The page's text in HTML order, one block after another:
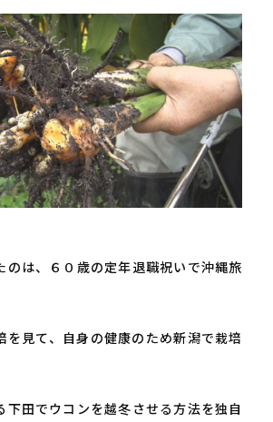
のは、６０歳の定年退職祝いで沖縄旅
を見て、自身の健康のため新潟で栽培
下田でウコンを越冬させる方法を独自